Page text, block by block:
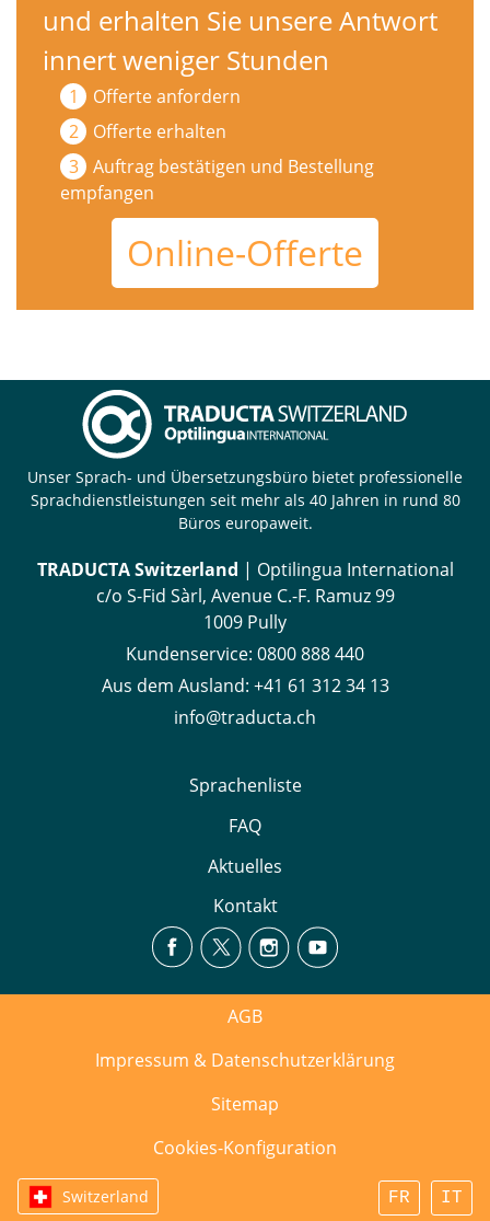
und erhalten Sie unsere Antwort
innert weniger Stunden
Offerte anfordern
Offerte erhalten
Auftrag bestätigen und Bestellung
empfangen
Online-Offerte
Unser Sprach- und Übersetzungsbüro bietet professionelle
Sprachdienstleistungen seit mehr als 40 Jahren in rund 80
Büros europaweit.
TRADUCTA Switzerland | Optilingua International
c/o S-Fid Sàrl, Avenue C.-F. Ramuz 99
1009 Pully
Kundenservice: 0800 888 440
Aus dem Ausland: +41 61 312 34 13
info@traducta.ch
Sprachenliste
FAQ
Aktuelles
Kontakt
AGB
Impressum & Datenschutzerklärung
Sitemap
Cookies-Konfiguration
Switzerland FR IT